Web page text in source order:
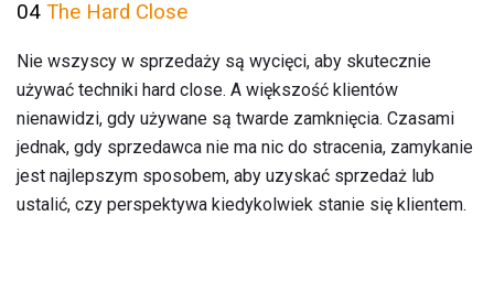
04 The Hard Close
Nie wszyscy w sprzedaży są wycięci, aby skutecznie
używać techniki hard close. A większość klientów
nienawidzi, gdy używane są twarde zamknięcia. Czasami
jednak, gdy sprzedawca nie ma nic do stracenia, zamykanie
jest najlepszym sposobem, aby uzyskać sprzedaż lub
ustalić, czy perspektywa kiedykolwiek stanie się klientem.